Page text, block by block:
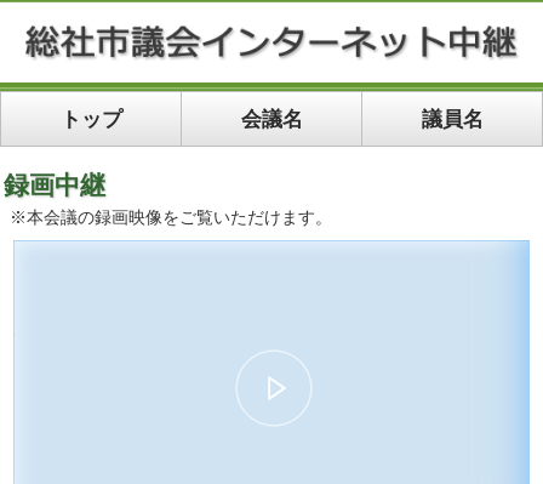
トップ 会議名 議員名
録画中継
※本会議の録画映像をご覧いただけます。